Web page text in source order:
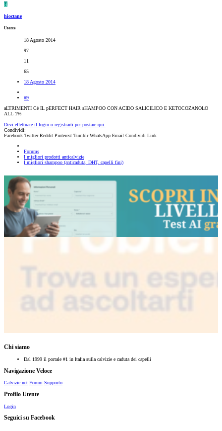
H
hioctane
Utente
18 Agosto 2014
97
11
65
18 Agosto 2014
#9
aLTRIMENTI Cè IL pERFECT HAIR sHAMPOO CON ACIDO SALICILICO E KETOCOZANOLO
ALL 1%
Devi effettuare il login o registrarti per postare qui.
Condividi:
Facebook Twitter Reddit Pinterest Tumblr WhatsApp Email Condividi Link
Forums
I migliori prodotti anticalvizie
I migliori shampoo (anticaduta, DHT, capelli fini)
Chi siamo
Dal 1999 il portale #1 in Italia sulla calvizie e caduta dei capelli
Navigazione Veloce
Calvizie.net Forum Supporto
Profilo Utente
Login
Seguici su Facebook